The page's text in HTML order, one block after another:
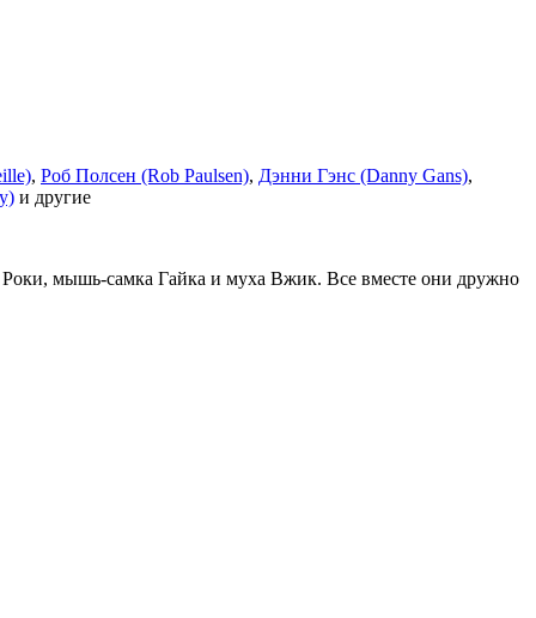
, Роб Полсен (Rob Paulsen), Дэнни Гэнс (Danny Gans),
и другие
Роки, мышь-самка Гайка и муха Вжик. Все вместе они дружно